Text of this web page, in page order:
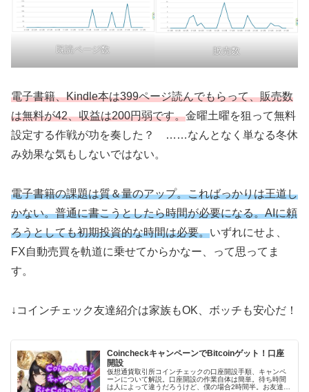
既読ページ数 販売数
電子書籍、Kindle本は399ページ読んでもらって、販売数
は無料が42、収益は200円弱です。金曜土曜を狙って無料
設定する作戦が功を奏した？ ……なんとなく単なる冬休
み効果な気もしないではない。
電子書籍の課題は質＆量のアップ。こればっかりは王道し
かない。普通に書こうとしたら時間が必要になる。AIに頼
ろうとしても初期投資的な時間は必要。いずれにせよ、
FX自動売買を軌道に乗せてからかなー、って思ってま
す。
↓コインチェック友達紹介は家族もOK、ボッチも安心だ！
CoincheckキャンペーンでBitcoinゲット！口座
開設
仮想通貨取引所コインチェックの口座開設手順、キャンペ
ーンについて解説。口座開設の作業自体は簡単。待ち時間
は人によって違うだろうけど、僕の場合2時間半。お友達紹